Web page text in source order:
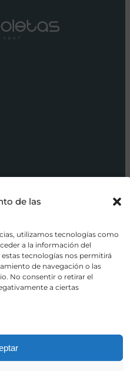
de las
utilizamos tecnologías como
a la información del
tecnologías nos permitirá
de navegación o las
No consentir o retirar el
a ciertas
Rozas